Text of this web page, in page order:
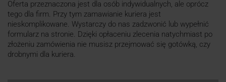
Oferta przeznaczona jest dla osób indywidualnych, ale oprócz
tego dla firm. Przy tym zamawianie kuriera jest
nieskomplikowane. Wystarczy do nas zadzwonić lub wypełnić
formularz na stronie. Dzięki opłaceniu zlecenia natychmiast po
złożeniu zamówienia nie musisz przejmować się gotówką, czy
drobnymi dla kuriera.